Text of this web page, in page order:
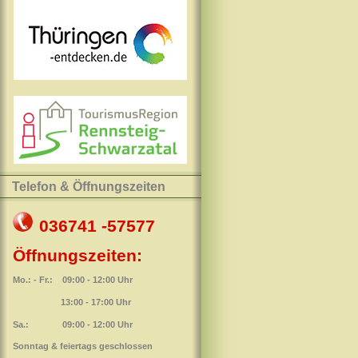
Telefon & Öffnungszeiten
036741 -57577
Öffnungszeiten:
Mo.: - Fr.: 09:00 - 12:00 Uhr
13:00 - 17:00 Uhr
Sa.: 09:00 - 12:00 Uhr
Sonntag & feiertags geschlossen